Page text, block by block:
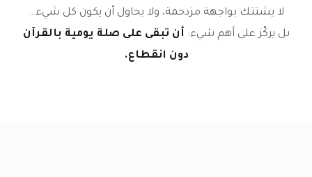
لا يشتتك بواجهة مزدحمة، ولا يحاول أن يكون كل شيء…
بل يركّز على أهم شيء: أن تبقى على صلة يومية بالقرآن
دون انقطاع.